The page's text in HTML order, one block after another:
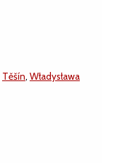
Těšín, Władysława